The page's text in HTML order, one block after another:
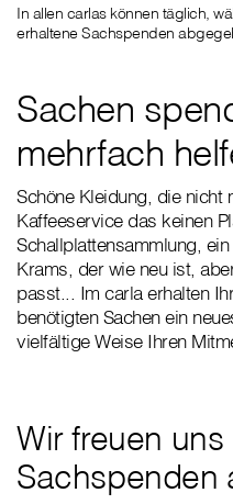
Sachen
mehrfach
In allen carlas können täglich,
erhaltene Sachspenden
Schöne Kleidung, die nicht
Kaffeeservice das keinen
Schallplattensammlung,
Krams, der wie neu ist,
passt... Im carla erhalten
benötigten Sachen ein
vielfältige Weise Ihren
Wir freuen
Sachspenden